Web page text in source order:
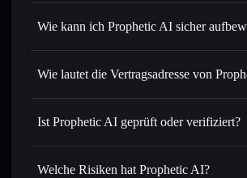
Routing zum bestmöglichen Kurs
Limit-Orders setzen– automatisiere
per Durchschnittskosteneffekt in WAKE
Privat senden– übertrage WAKE, ohne
Aggregators
In Echtzeit verfolgen– überwache Kurs,
Marktkapitalisierung und Liquidität von
Wie kann ich Prophetic AI sicher
Prophetic AI
Wie lautet die Vertragsadresse von
WAKE
Ist Prophetic AI geprüft oder verifiziert?
Prophetic AI
Welche Risiken hat Prophetic AI?